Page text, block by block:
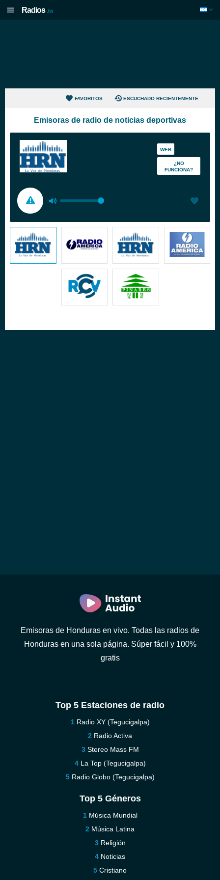
Radios .hn
FAVORITOS ESCUCHADO RECIENTEMENTE
Emisoras de radio de noticias deportivas
WEB
¿NO
FUNCIONA?
Emisoras de Honduras en vivo. Todas las radios de
Honduras en una sola página. Súper fácil y 100%
gratis
Top 5 Estaciones de radio
Radio XY (Tegucigalpa)
Radio Activa
Stereo Mass FM
La Top (Tegucigalpa)
Radio Globo (Tegucigalpa)
Top 5 Géneros
Música Mundial
Música Latina
Religión
Noticias
Cristiano